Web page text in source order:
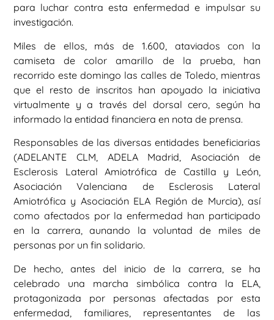
para luchar contra esta enfermedad e impulsar su
investigación.
Miles de ellos, más de 1.600, ataviados con la
camiseta de color amarillo de la prueba, han
recorrido este domingo las calles de Toledo, mientras
que el resto de inscritos han apoyado la iniciativa
virtualmente y a través del dorsal cero, según ha
informado la entidad financiera en nota de prensa.
Responsables de las diversas entidades beneficiarias
(ADELANTE CLM, ADELA Madrid, Asociación de
Esclerosis Lateral Amiotrófica de Castilla y León,
Asociación Valenciana de Esclerosis Lateral
Amiotrófica y Asociación ELA Región de Murcia), así
como afectados por la enfermedad han participado
en la carrera, aunando la voluntad de miles de
personas por un fin solidario.
De hecho, antes del inicio de la carrera, se ha
celebrado una marcha simbólica contra la ELA,
protagonizada por personas afectadas por esta
enfermedad, familiares, representantes de las